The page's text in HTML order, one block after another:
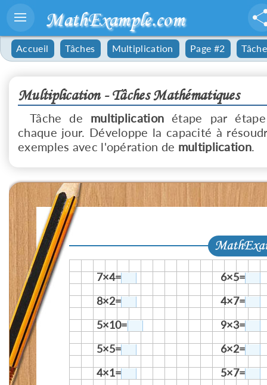
MathExample.com
Accueil Tâches Multiplication Page #2
Multiplication - Tâches Mathématiques
Tâche de multiplication étape par
chaque jour. Développe la capacité à
exemples avec l'opération de multiplication.
7×4=
6×5=
8×2=
4×7=
5×10=
9×3=
5×5=
6×2=
4×1=
5×7=